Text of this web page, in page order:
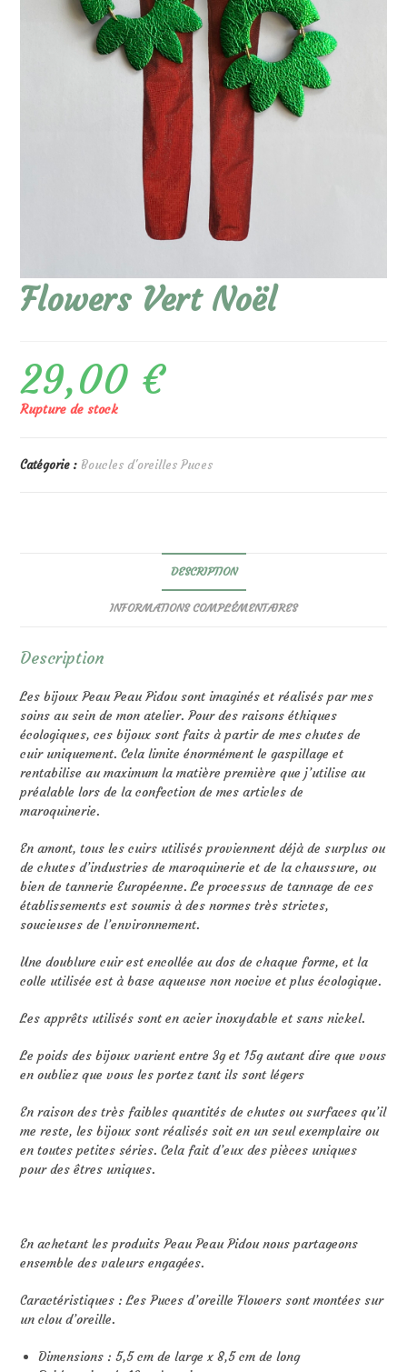
Flowers Vert Noël
29,00 €
Rupture de stock
Catégorie : Boucles d'oreilles Puces
DESCRIPTION
INFORMATIONS COMPLÉMENTAIRES
Description
Les bijoux Peau Peau Pidou sont imaginés et réalisés par mes
soins au sein de mon atelier. Pour des raisons éthiques
écologiques, ces bijoux sont faits à partir de mes chutes de
cuir uniquement. Cela limite énormément le gaspillage et
rentabilise au maximum la matière première que j’utilise au
préalable lors de la confection de mes articles de
maroquinerie.
En amont, tous les cuirs utilisés proviennent déjà de surplus ou
de chutes d’industries de maroquinerie et de la chaussure, ou
bien de tannerie Européenne. Le processus de tannage de ces
établissements est soumis à des normes très strictes,
soucieuses de l’environnement.
Une doublure cuir est encollée au dos de chaque forme, et la
colle utilisée est à base aqueuse non nocive et plus écologique.
Les apprêts utilisés sont en acier inoxydable et sans nickel.
Le poids des bijoux varient entre 3g et 15g autant dire que vous
en oubliez que vous les portez tant ils sont légers
En raison des très faibles quantités de chutes ou surfaces qu’il
me reste, les bijoux sont réalisés soit en un seul exemplaire ou
en toutes petites séries. Cela fait d’eux des pièces uniques
pour des êtres uniques.
En achetant les produits Peau Peau Pidou nous partageons
ensemble des valeurs engagées.
Caractéristiques : Les Puces d’oreille Flowers sont montées sur
un clou d’oreille.
Dimensions : 5,5 cm de large x 8,5 cm de long